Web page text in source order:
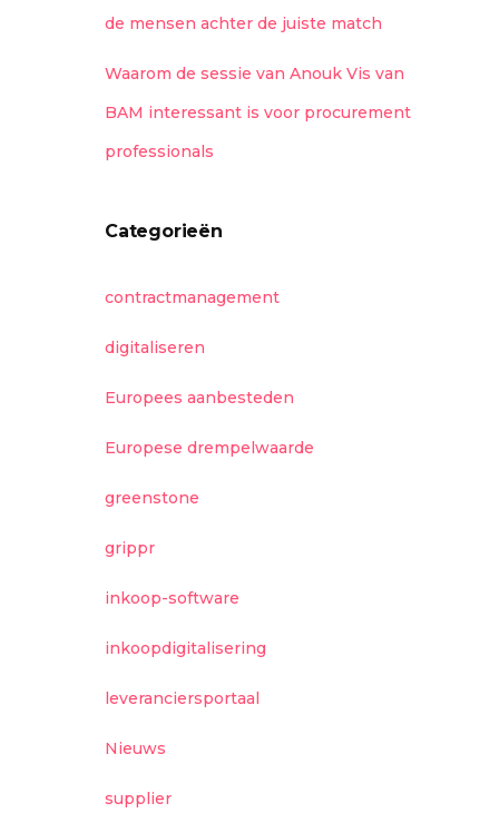
de mensen achter de juiste match
Waarom de sessie van Anouk Vis van
BAM interessant is voor procurement
professionals
Categorieën
contractmanagement
digitaliseren
Europees aanbesteden
Europese drempelwaarde
greenstone
grippr
inkoop-software
inkoopdigitalisering
leveranciersportaal
Nieuws
supplier